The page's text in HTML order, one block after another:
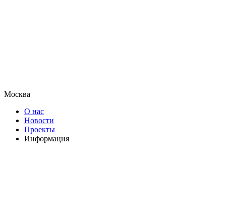
Москва
О нас
Новости
Проекты
Информация